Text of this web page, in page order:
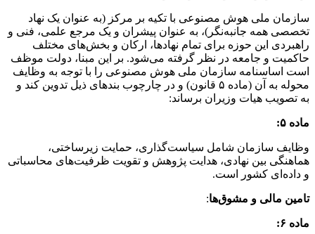
سازمان ملی هوش مصنوعی با تکیه بر مرکز (به عنوان یک نهاد
تخصصی همه جانبه‌نگر)، به عنوان پیشران و یک مرجع علمی، فنی و
راهبردی این حوزه برای تمام نهادها، ارکان و بخش‌های مختلف
حاکمیت و جامعه در نظر گرفته می‌شود. بر این مبنا، دولت موظف
است اساسنامه سازمان ملی هوش مصنوعی را با توجه به وظایف
محوله به آن (ماده ۵ قانون) و در چارچوب بندهای ذیل تدوین کند و
به تصویب هیات وزیران برساند:
ماده ۵:
وظایف سازمان شامل سیاست‌گذاری، حمایت زیرساختی،
هماهنگی بین نهادی، هدایت پژوهش و تقویت ظرفیت‌های محاسباتی
و داده‌ای کشور است.
تامین مالی و مشوق‌ها:
ماده ۶: